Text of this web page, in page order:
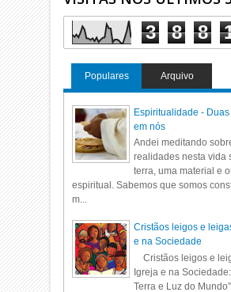
3 8 8
Populares Arquivo
Espiritualidade -
em nós
Andei meditando
realidades nesta vida
terra, uma material e
espiritual. Sabemos que somos
m...
Cristãos leigos e
e na Sociedade
Cristãos leigos e
Igreja e na
Terra e Luz do